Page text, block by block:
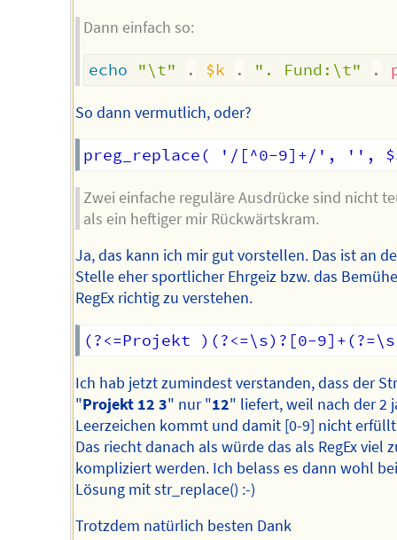
Dann einfach so:
echo "\t" . $k . ". Fund:\t" .
So dann vermutlich, oder?
Zwei einfache reguläre Ausdrücke sind nicht
als ein heftiger mir Rückwärtskram.
Ja, das kann ich mir gut vorstellen. Das ist an
Stelle eher sportlicher Ehrgeiz bzw. das
RegEx richtig zu verstehen.
Ich hab jetzt zumindest verstanden, dass der
"Projekt 12 3" nur "12" liefert, weil nach der 2
Leerzeichen kommt und damit [0-9] nicht
Das riecht danach als würde das als RegEx viel
kompliziert werden. Ich belass es dann wohl
Lösung mit str_replace() :-)
Trotzdem natürlich besten Dank